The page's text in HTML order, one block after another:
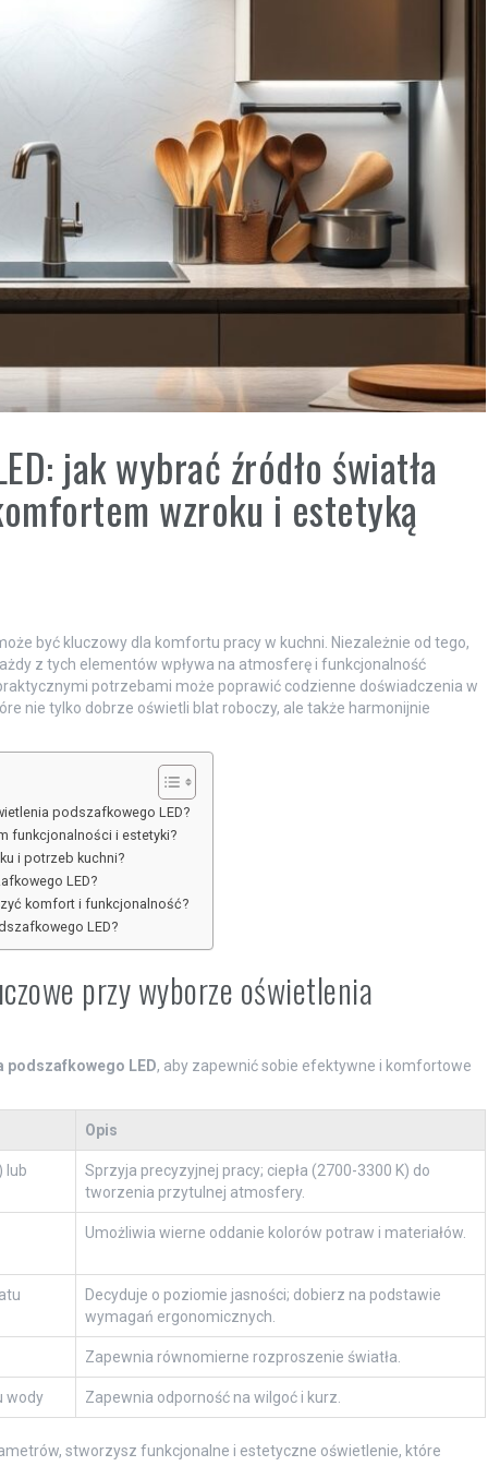
jak wybrać źródło światła
wzroku i estetyką
być kluczowy dla komfortu pracy w kuchni. Niezależnie od tego,
z tych elementów wpływa na atmosferę i funkcjonalność
potrzebami może poprawić codzienne doświadczenia w
nie tylko dobrze oświetli blat roboczy, ale także harmonijnie
podszafkowego LED?
funkcjonalności i estetyki?
i potrzeb kuchni?
LED?
komfort i funkcjonalność?
LED?
przy wyborze oświetlenia
podszafkowego LED, aby zapewnić sobie efektywne i komfortowe
Opis
lub
Sprzyja precyzyjnej pracy; ciepła (2700-3300 K) do
tworzenia przytulnej atmosfery.
Umożliwia wierne oddanie kolorów potraw i materiałów.
Decyduje o poziomie jasności; dobierz na podstawie
wymagań ergonomicznych.
Zapewnia równomierne rozproszenie światła.
wody Zapewnia odporność na wilgoć i kurz.
stworzysz funkcjonalne i estetyczne oświetlenie, które